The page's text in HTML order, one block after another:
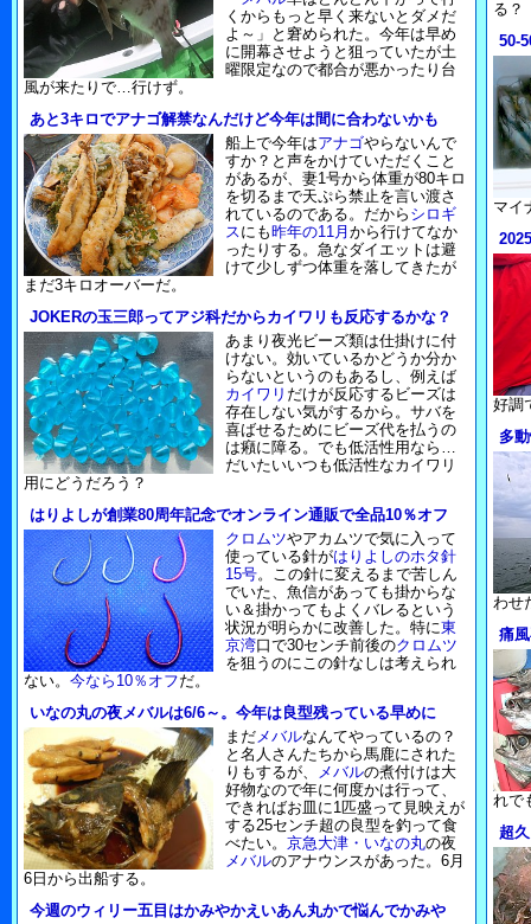
くからもっと早く来ないとダメだ
よ～」と窘められた。今年は早め
に開幕させようと狙っていたが土
曜限定なので都合が悪かったり台
風が来たりで…行けず。
あと3キロでアナゴ解禁なんだけど今年は間に合わないかも
船上で今年はアナゴやらないんで
すか？と声をかけていただくこと
があるが、妻1号から体重が80キロ
を切るまで天ぷら禁止を言い渡さ
れているのである。だから シロギ
スにも昨年の11月 から行けてなか
ったりする。急なダイエットは避
けて少しずつ体重を落してきたが
まだ3キロオーバーだ。
JOKERの玉三郎ってアジ科だからカイワリも反応するかな？
あまり夜光ビーズ類は仕掛けに付
けない。効いているかどうか分か
らないというのもあるし、例えば
カイワリ だけが反応するビーズは
存在しない気がするから。サバを
喜ばせるためにビーズ代を払うの
は癪に障る。でも低活性用なら…
だいたいいつも低活性なカイワリ
用にどうだろう？
はりよしが創業80周年記念でオンライン通販で全品10％オフ
クロムツやアカムツで気に入って
使っている針がはりよしのホタ針
15号。この針に変えるまで苦しん
でいた、魚信があっても掛からな
い＆掛かってもよくバレるという
状況が明らかに改善した。特に東
京湾口で30センチ前後のクロムツ
を狙うのにこの針なしは考えられ
ない。 今なら10％オフだ。
いなの丸の夜メバルは6/6～。今年は良型残っている早めに
まだメバルなんてやっているの？
と名人さんたちから馬鹿にされた
りもするが、
メバルの煮付けは大
好物なので年に何度かは行って、
できればお皿に1匹盛って見映えが
する25センチ超の良型を釣って食
べたい。 京急大津・いなの丸の夜
メバルのアナウンスがあった。6月
6日から出船する。
今週のウィリー五目はかみやかえいあん丸かで悩んでかみや
る？
50-
マイ
好調
多
わせ
痛
れで
超